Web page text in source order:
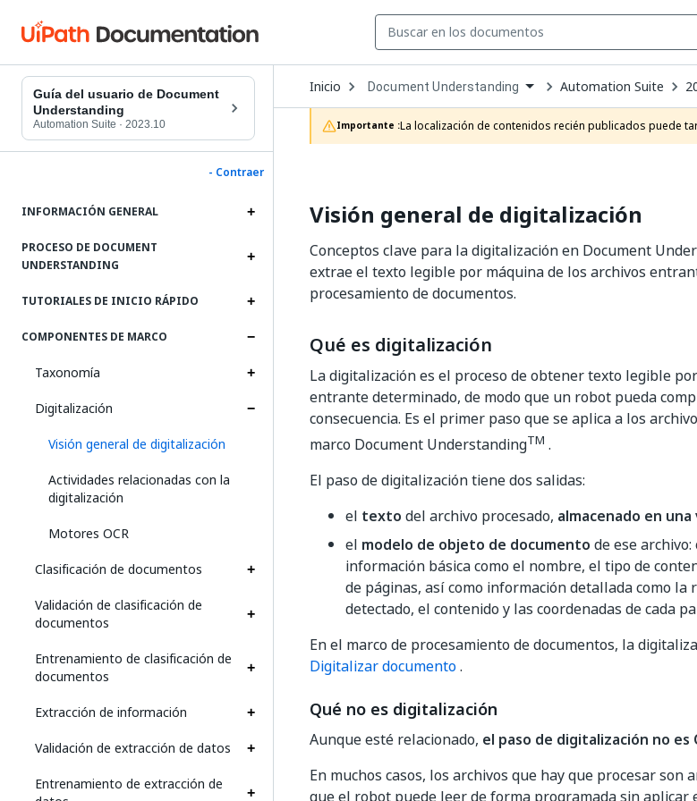
Guía del usuario de Document
Understanding
Automation Suite · 2023.10
- Contraer
INFORMACIÓN GENERAL
PROCESO DE DOCUMENT
UNDERSTANDING
TUTORIALES DE INICIO RÁPIDO
COMPONENTES DE MARCO
Taxonomía
Digitalización
Visión general de digitalización
Actividades relacionadas con la
digitalización
Motores OCR
Clasificación de documentos
Validación de clasificación de
documentos
Entrenamiento de clasificación de
documentos
Extracción de información
Validación de extracción de datos
Entrenamiento de extracción de
Inicio Open
Dropdown
to
choose
product
Document Understanding Automation Suite
Importante :La localización de contenidos recién publicados puede
Visión general de digitalización
Conceptos clave para la digitalización en Document
extrae el texto legible por máquina de los archivos
procesamiento de documentos.
Qué es digitalización
La digitalización es el proceso de obtener texto legible
entrante determinado, de modo que un robot pueda
consecuencia. Es el primer paso que se aplica a los
marco Document UnderstandingTM .
El paso de digitalización tiene dos salidas:
el texto del archivo procesado, almacenado en
el modelo de objeto de documento de ese
información básica como el nombre, el tipo de
de páginas, así como información detallada como la
detectado, el contenido y las coordenadas de cada
En el marco de procesamiento de documentos, la
Digitalizar documento.
Qué no es digitalización
Aunque esté relacionado, el paso de digitalización no es
En muchos casos, los archivos que hay que procesar son